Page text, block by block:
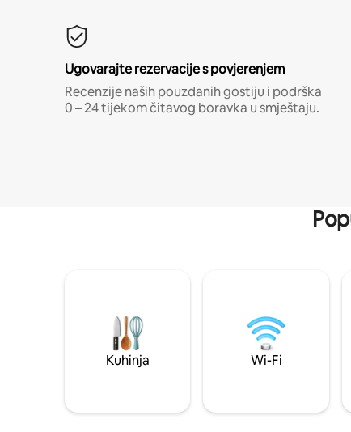
Ugovarajte rezervacije s povjerenjem
Recenzije naših pouzdanih gostiju i podrška
0 – 24 tijekom čitavog boravka u smještaju.
Kuhinja Wi-Fi